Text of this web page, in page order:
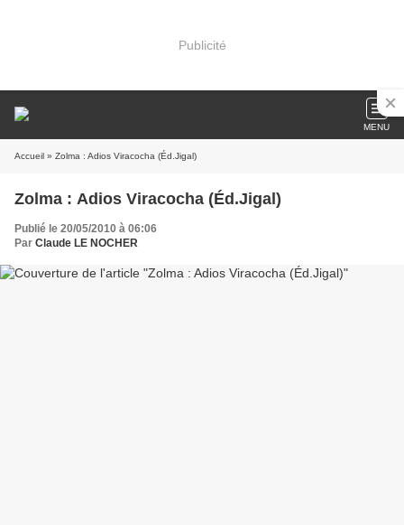
Publicité
MENU
Accueil » Zolma : Adios Viracocha (Éd.Jigal)
Zolma : Adios Viracocha (Éd.Jigal)
Publié le 20/05/2010 à 06:06
Par Claude LE NOCHER